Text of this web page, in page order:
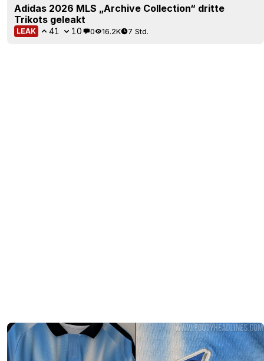
Adidas 2026 MLS „Archive Collection“ dritte
Trikots geleakt
LEAK 41 10 0 16.2K 7 Std.